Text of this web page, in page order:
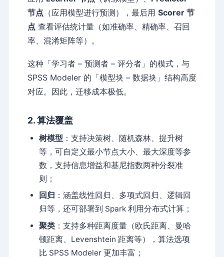
节点 （应用模型进行预测），最后用 Scorer 节
点 查看评估统计量（如准确率、精确率、召回
率、混淆矩阵等）。
这种「学习者 – 预测者 – 评分者」的模式，与
SPSS Modeler 的「模型块 – 数据块」结构高度
对应。因此，迁移成本极低。
2. 算法覆盖
树模型 ：支持决策树、随机森林、提升树
等，可自定义最小节点大小、最大深度等参
数，支持信息增益和基尼指数两种分裂准
则；
回归 ：涵盖线性回归、多项式回归、逻辑回
归等，还可部署到 Spark 利用分布式计算；
聚类 ：支持多种距离度量（欧氏距离、曼哈
顿距离、Levenshtein 距离等），算法选项
比 SPSS Modeler 更加丰富；